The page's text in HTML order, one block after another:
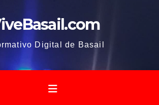
Digital de Basail